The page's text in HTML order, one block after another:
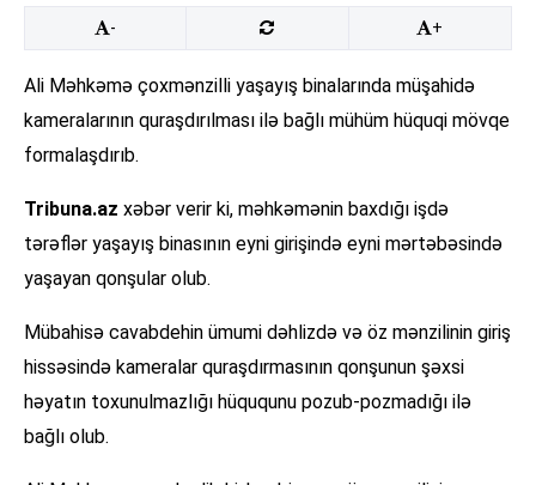
- +
Ali Məhkəmə çoxmənzilli yaşayış binalarında müşahidə
kameralarının quraşdırılması ilə bağlı mühüm hüquqi mövqe
formalaşdırıb.
Tribuna.az xəbər verir ki, məhkəmənin baxdığı işdə
tərəflər yaşayış binasının eyni girişində eyni mərtəbəsində
yaşayan qonşular olub.
Mübahisə cavabdehin ümumi dəhlizdə və öz mənzilinin giriş
hissəsində kameralar quraşdırmasının qonşunun şəxsi
həyatın toxunulmazlığı hüququnu pozub-pozmadığı ilə
bağlı olub.